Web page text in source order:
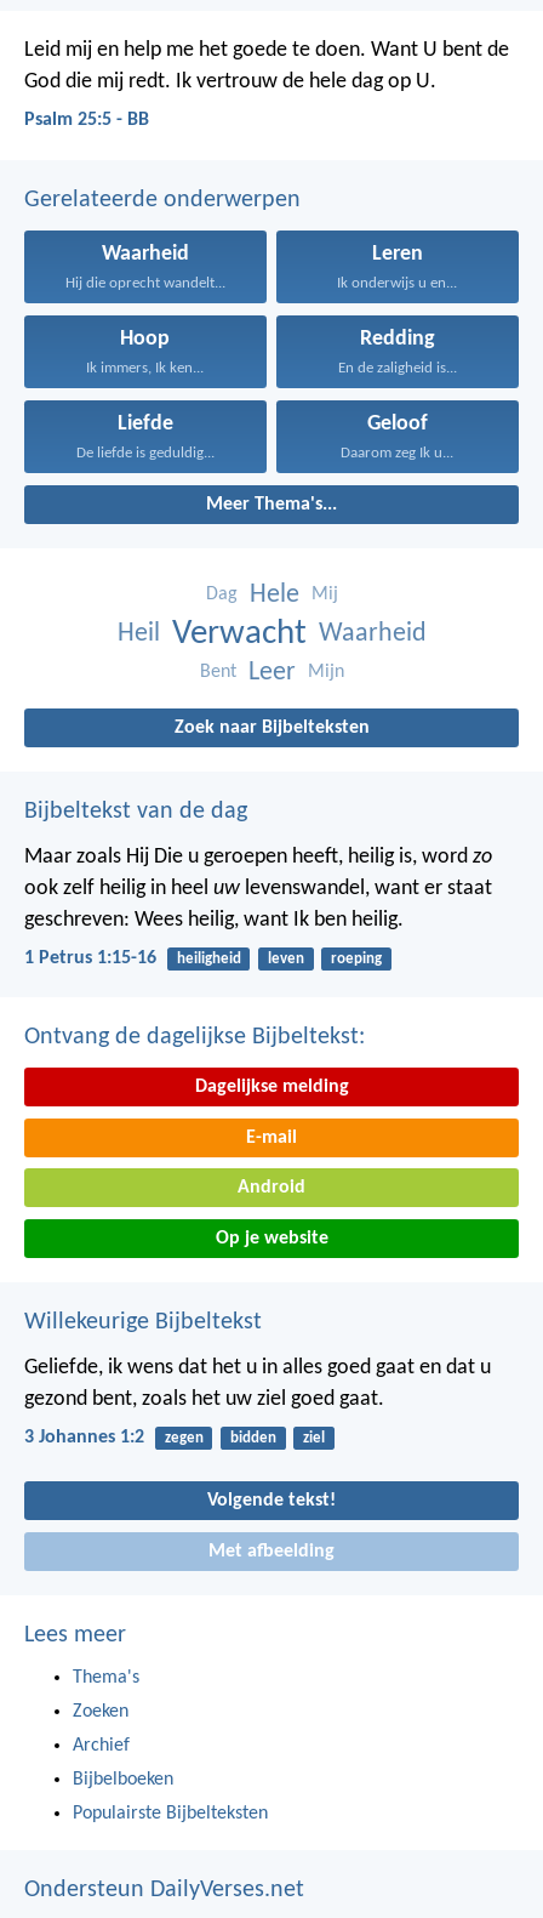
Leid mij en help me het goede te doen. Want U bent de
God die mij redt. Ik vertrouw de hele dag op U.
Psalm 25:5 - BB
Gerelateerde onderwerpen
Waarheid
Hij die oprecht wandelt...
Leren
Ik onderwijs u en...
Hoop
Ik immers, Ik ken...
Redding
En de zaligheid is...
Liefde
De liefde is geduldig...
Geloof
Daarom zeg Ik u...
Meer Thema's...
Dag Hele Mij
Heil Verwacht Waarheid
Bent Leer Mijn
Zoek naar Bijbelteksten
Bijbeltekst van de dag
Maar zoals Hij Die u geroepen heeft, heilig is, word zo
ook zelf heilig in heel uw levenswandel, want er staat
geschreven: Wees heilig, want Ik ben heilig.
1 Petrus 1:15-16 heiligheid leven roeping
Ontvang de dagelijkse Bijbeltekst:
Dagelijkse melding
E-mail
Android
Op je website
Willekeurige Bijbeltekst
Geliefde, ik wens dat het u in alles goed gaat en dat u
gezond bent, zoals het uw ziel goed gaat.
3 Johannes 1:2 zegen bidden ziel
Volgende tekst!
Met afbeelding
Lees meer
Thema's
Zoeken
Archief
Bijbelboeken
Populairste Bijbelteksten
Ondersteun DailyVerses.net